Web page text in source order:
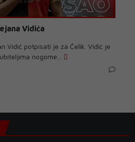
Vidića
Vidić potpisati je za Čelik. Vidić je
nogome...